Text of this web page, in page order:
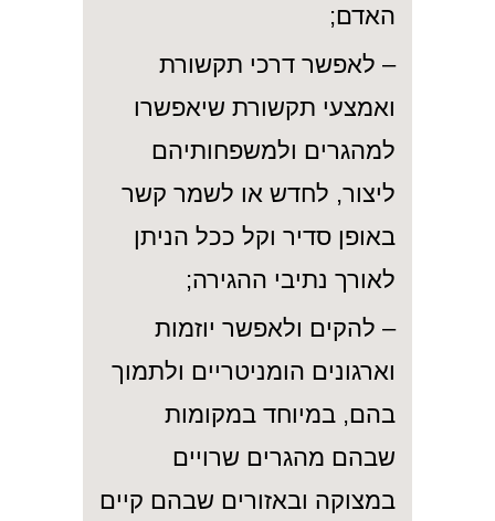
האדם;
– לאפשר דרכי תקשורת
ואמצעי תקשורת שיאפשרו
למהגרים ולמשפחותיהם
ליצור, לחדש או לשמר קשר
באופן סדיר וקל ככל הניתן
לאורך נתיבי ההגירה;
– להקים ולאפשר יוזמות
וארגונים הומניטריים ולתמוך
בהם, במיוחד במקומות
שבהם מהגרים שרויים
במצוקה ובאזורים שבהם קיים